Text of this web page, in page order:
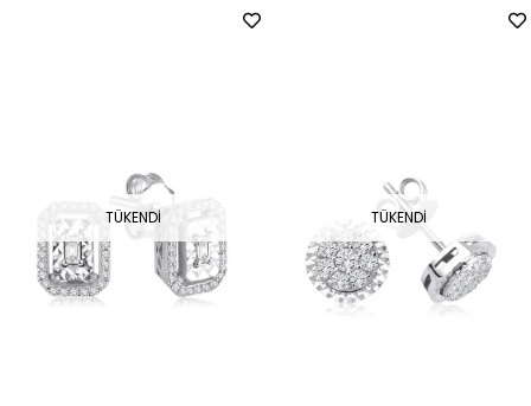
TÜKENDI TÜKENDI